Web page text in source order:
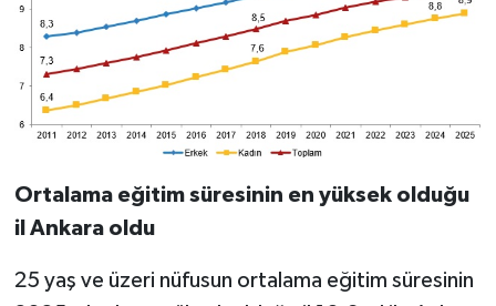
Ortalama eğitim süresinin en yüksek olduğu
il Ankara oldu
25 yaş ve üzeri nüfusun ortalama eğitim süresinin